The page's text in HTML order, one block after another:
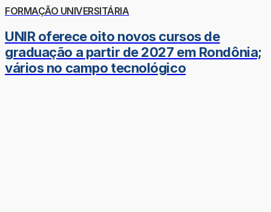
FORMAÇÃO UNIVERSITÁRIA
UNIR oferece oito novos cursos de
graduação a partir de 2027 em Rondônia;
vários no campo tecnológico